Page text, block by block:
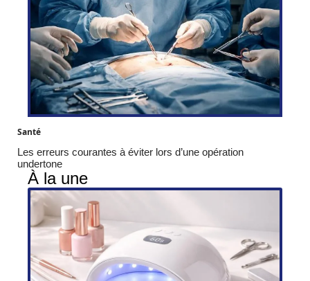
Santé
Les erreurs courantes à éviter lors d’une opération
undertone
À la une